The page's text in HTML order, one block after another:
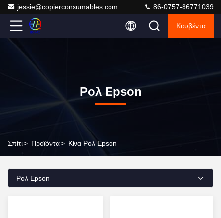
jessie@copierconsumables.com 86-0757-86771039
Κουβέντα
Ρολ Epson
Σπίτι> Προϊόντα> Κίνα Ρολ Epson
Ρολ Epson